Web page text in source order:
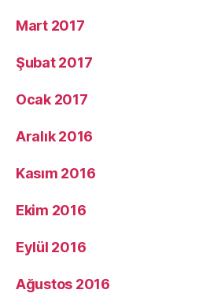
Mart 2017
Şubat 2017
Ocak 2017
Aralık 2016
Kasım 2016
Ekim 2016
Eylül 2016
Ağustos 2016